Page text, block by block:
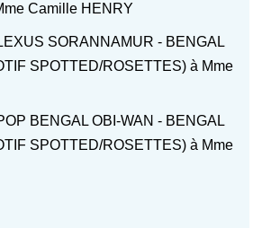
Camille HENRY
SORANNAMUR - BENGAL
SPOTTED/ROSETTES) à Mme
BENGAL OBI-WAN - BENGAL
SPOTTED/ROSETTES) à Mme